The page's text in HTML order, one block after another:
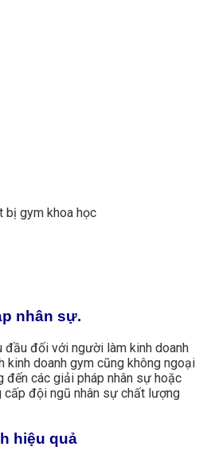
bị gym khoa học
nhân sự.
đầu đối với người làm kinh doanh
kinh doanh gym cũng không ngoại
đến các giải pháp nhân sự hoặc
đội ngũ nhân sự chất lượng
hiệu quả